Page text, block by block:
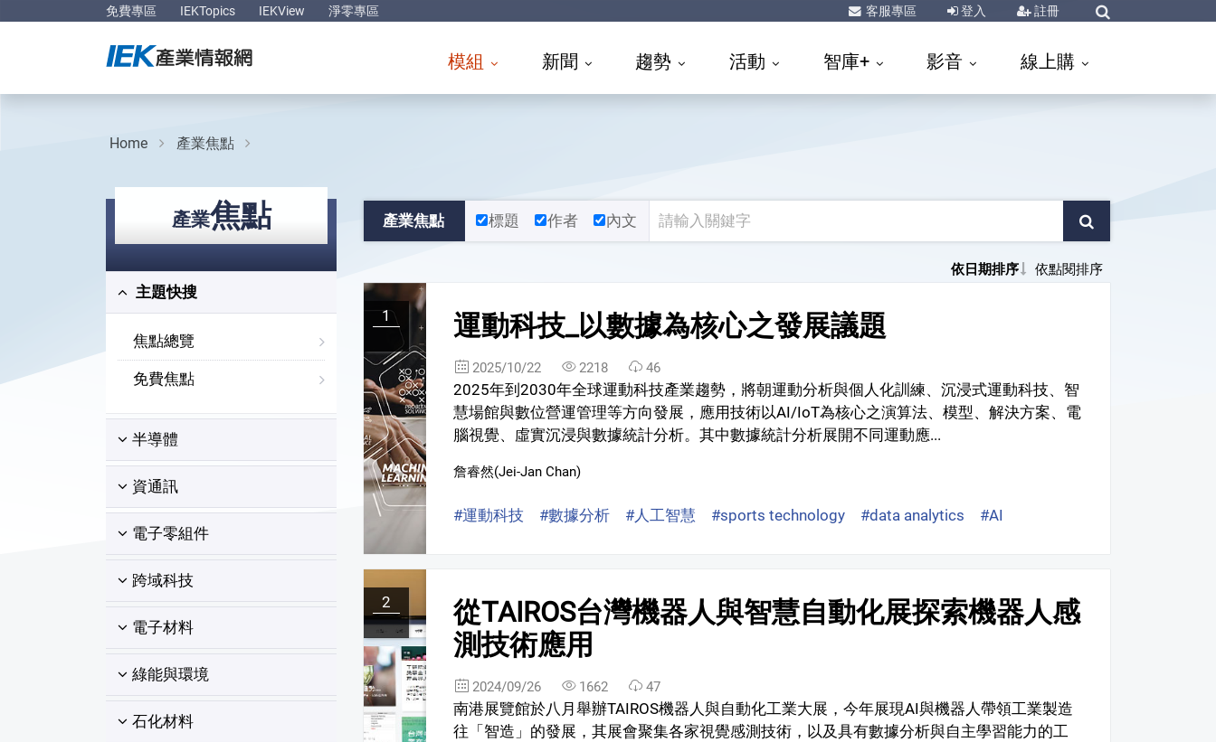
免費專區 IEKTopics IEKView 淨零專區 客服專區 登入 註冊
模組 新聞 趨勢 活動 智庫+ 影音 線上購
Home 產業焦點
產業焦點
主題快搜
焦點總覽
免費焦點
半導體
資通訊
電子零組件
跨域科技
電子材料
綠能與環境
石化材料
產業焦點 標題 作者 內文
依日期排序 依點閱排序
1 運動科技_以數據為核心之發展議題
2025/10/22 2218 46
2025年到2030年全球運動科技產業趨勢，將朝運動分析與個人化訓練、沉浸式運動科技、智
慧場館與數位營運管理等方向發展，應用技術以AI/IoT為核心之演算法、模型、解決方案、電
腦視覺、虛實沉浸與數據統計分析。其中數據統計分析展開不同運動應...
詹睿然(Jei-Jan Chan)
#運動科技 #數據分析 #人工智慧 #sports technology #data analytics #AI
2
從TAIROS台灣機器人與智慧自動化展探索機器人感
測技術應用
2024/09/26 1662 47
南港展覽館於八月舉辦TAIROS機器人與自動化工業大展，今年展現AI與機器人帶領工業製造
往「智造」的發展，其展會聚集各家視覺感測技術，以及具有數據分析與自主學習能力的工